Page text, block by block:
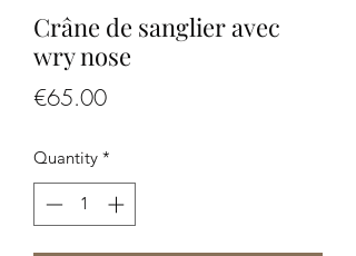
Crâne de sanglier avec
wry nose
€65.00Price
Quantity *